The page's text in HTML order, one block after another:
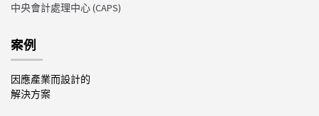
中央會計處理中心(CAPS)
案例
因應產業而設計的
解決方案